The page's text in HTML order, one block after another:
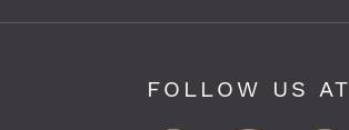
FOLLOW US AT